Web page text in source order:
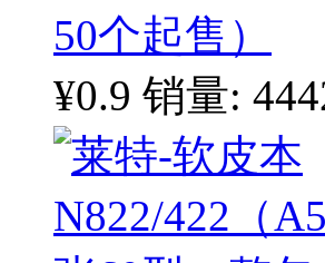
50个起售）
¥0.9 销量: